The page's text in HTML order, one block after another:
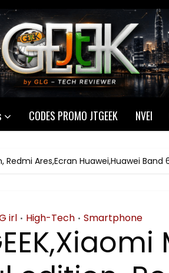
CODES PROMO JTGEEK NVEI
Redmi Ares,Ecran Huawei,Huawei
irl • High-Tech • Smartphone